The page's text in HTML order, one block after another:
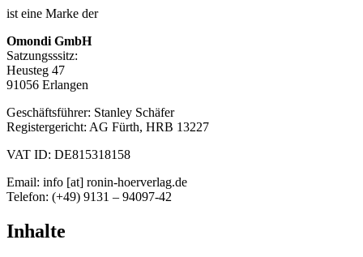
ist eine Marke der
Omondi GmbH
Satzungsssitz:
Heusteg 47
91056 Erlangen
Geschäftsführer: Stanley Schäfer
Registergericht: AG Fürth, HRB 13227
VAT ID: DE815318158
Email: info [at] ronin-hoerverlag.de
Telefon: (+49) 9131 – 94097-42
Inhalte